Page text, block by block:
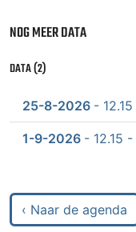
NOG MEER DATA
DATA (2)
25-8-2026 -
1-9-2026 - 12.15
‹ Naar de agenda